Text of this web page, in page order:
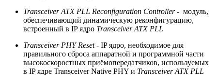
Transceiver ATX PLL Reconfiguration Controller- модуль,
обеспечивающий динамическую реконфигурацию,
встроенный в IP ядро Transceiver ATX PLL
Transceiver PHY Reset- IP ядро, необходимое для
правильного сброса аппаратной и программной части
высокоскоростных приёмопередатчиков, используемых
в IP ядре Transceiver Native PHY и Transceiver ATX PLL